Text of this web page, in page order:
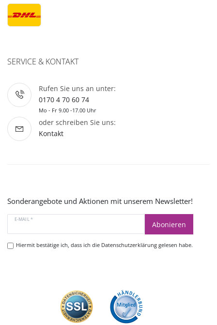
SERVICE & KONTAKT
Rufen Sie uns an unter:
0170 4 70 60 74
Mo - Fr 9.00 -17.00 Uhr
oder schreiben Sie uns:
Kontakt
Sonderangebote und Aktionen mit unserem Newsletter!
E-MAIL *
Abonieren
Hiermit bestätige ich, dass ich die Datenschutzerklärunggelesen habe.